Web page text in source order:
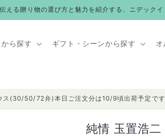
える贈り物の選び方と魅力を紹介する、ニデック
ら探す ギフト・シーンから探す
ス(30/50/72弁)本日ご注文分は10/9頃出荷予定で
純情 玉置浩二